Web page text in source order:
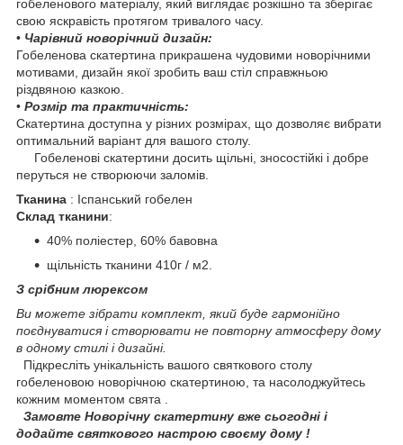
гобеленового матеріалу, який виглядає розкішно та зберігає
свою яскравість протягом тривалого часу.
• Чарівний новорічний дизайн:
Гобеленова скатертина прикрашена чудовими новорічними
мотивами, дизайн якої зробить ваш стіл справжньою
різдвяною казкою.
• Розмір та практичність:
Скатертина доступна у різних розмірах, що дозволяє вибрати
оптимальний варіант для вашого столу.
Гобеленові скатертини досить щільні, зносостійкі і добре
перуться не створюючи заломів.
Тканина : Іспанський гобелен
Склад тканини:
40% поліестер, 60% бавовна
щільність тканини 410г / м2.
З срібним люрексом
Ви можете зібрати комплект, який буде гармонійно
поєднуватися і створювати не повторну атмосферу дому
в одному стилі і дизайні.
Підкресліть унікальність вашого святкового столу
гобеленовою новорічною скатертиною, та насолоджуйтесь
кожним моментом свята .
Замовте Новорічну скатертину вже сьогодні і
додайте святкового настрою своєму дому !